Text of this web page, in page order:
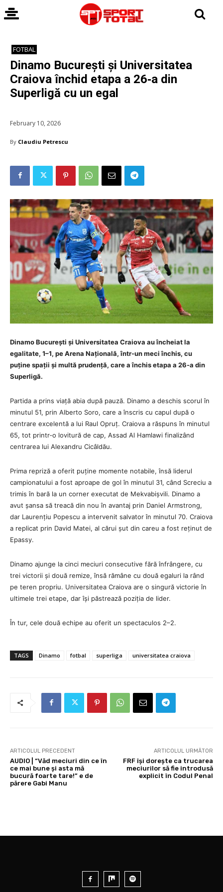
FOTBAL
Dinamo București și Universitatea
Craiova închid etapa a 26‑a din
Superligă cu un egal
February 10, 2026
By Claudiu Petrescu
Dinamo București și Universitatea Craiova au încheiat la
egalitate, 1–1, pe Arena Națională, într‑un meci închis, cu
puține spații și multă prudență, care a închis etapa a 26‑a din
Superligă.
Partida a prins viață abia după pauză. Dinamo a deschis scorul în
minutul 51, prin Alberto Soro, care a înscris cu capul după o
centrare excelentă a lui Raul Opruț. Craiova a răspuns în minutul
65, tot printr‑o lovitură de cap, Assad Al Hamlawi finalizând
centrarea lui Alexandru Cicâldău.
Prima repriză a oferit puține momente notabile, însă liderul
campionatului a fost aproape de gol în minutul 31, când Screciu a
trimis în bară la un corner executat de Mekvabișvili. Dinamo a
avut șansa să treacă din nou în avantaj prin Daniel Armstrong,
dar Laurențiu Popescu a intervenit salvator în minutul 70. Craiova
a replicat prin David Matei, al cărui șut din careu a fost reținut de
Epassy.
Dinamo ajunge la cinci meciuri consecutive fără înfrângere, cu
trei victorii și două remize, însă rămâne cu două egaluri la rând
pe teren propriu. Universitatea Craiova are o singură victorie în
ultimele trei etape, dar își păstrează poziția de lider.
În tur, cele două echipe au oferit un spectaculos 2–2.
TAGS Dinamo fotbal superliga universitatea craiova
ARTICOLUL PRECEDENT
AUDIO | “Văd meciuri din ce în
ce mai bune și asta mă
bucură foarte tare!” e de
părere Gabi Manu
ARTICOLUL URMĂTOR
FRF își dorește ca trucarea
meciurilor să fie introdusă
explicit în Codul Penal